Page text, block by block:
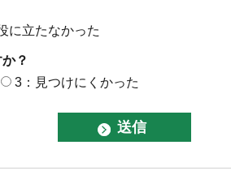
に立たなかった
？
3：見つけにくかった